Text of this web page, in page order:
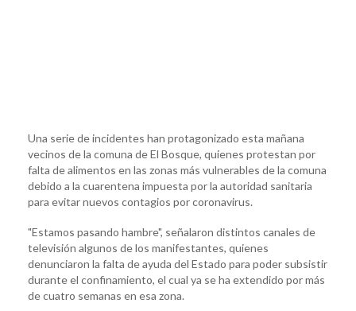
Una serie de incidentes han protagonizado esta mañana
vecinos de la comuna de El Bosque, quienes protestan por
falta de alimentos en las zonas más vulnerables de la comuna
debido a la cuarentena impuesta por la autoridad sanitaria
para evitar nuevos contagios por coronavirus.
"Estamos pasando hambre", señalaron distintos canales de
televisión algunos de los manifestantes, quienes
denunciaron la falta de ayuda del Estado para poder subsistir
durante el confinamiento, el cual ya se ha extendido por más
de cuatro semanas en esa zona.